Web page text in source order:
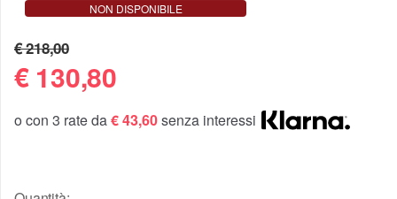
NON DISPONIBILE
€ 218,00
€ 130,80
o con 3 rate da€ 43,60senza interessi